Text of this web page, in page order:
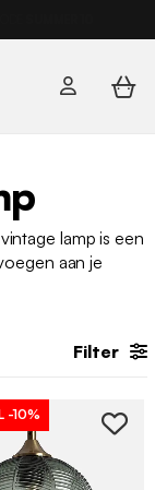
lamp is een
aan je
Filter
-10%